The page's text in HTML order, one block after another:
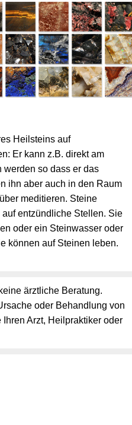
Heilsteins auf
Er kann z.B. direkt am
werden so dass er das
ihn aber auch in den Raum
meditieren. Steine
entzündliche Stellen. Sie
oder ein Steinwasser oder
können auf Steinen leben.
ärztliche Beratung.
oder Behandlung von
Arzt, Heilpraktiker oder